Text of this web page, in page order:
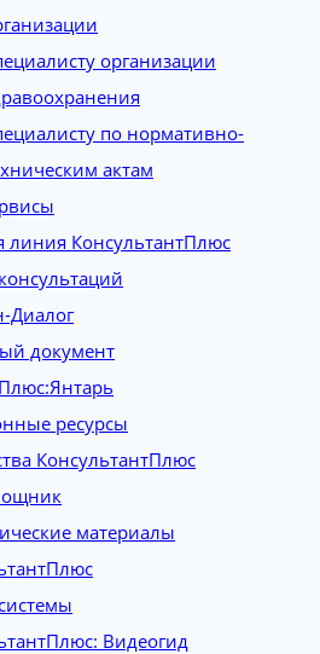
организации
по нормативно-
актам
линия КонсультантПлюс
Диалог
документ
ресурсы
КонсультантПлюс
материалы
Видеогид